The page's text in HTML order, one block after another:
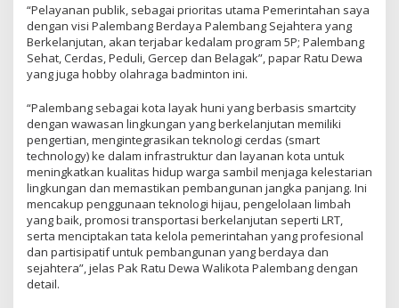
“Pelayanan publik, sebagai prioritas utama Pemerintahan saya
dengan visi Palembang Berdaya Palembang Sejahtera yang
Berkelanjutan, akan terjabar kedalam program 5P; Palembang
Sehat, Cerdas, Peduli, Gercep dan Belagak”, papar Ratu Dewa
yang juga hobby olahraga badminton ini.
“Palembang sebagai kota layak huni yang berbasis smartcity
dengan wawasan lingkungan yang berkelanjutan memiliki
pengertian, mengintegrasikan teknologi cerdas (smart
technology) ke dalam infrastruktur dan layanan kota untuk
meningkatkan kualitas hidup warga sambil menjaga kelestarian
lingkungan dan memastikan pembangunan jangka panjang. Ini
mencakup penggunaan teknologi hijau, pengelolaan limbah
yang baik, promosi transportasi berkelanjutan seperti LRT,
serta menciptakan tata kelola pemerintahan yang profesional
dan partisipatif untuk pembangunan yang berdaya dan
sejahtera”, jelas Pak Ratu Dewa Walikota Palembang dengan
detail.